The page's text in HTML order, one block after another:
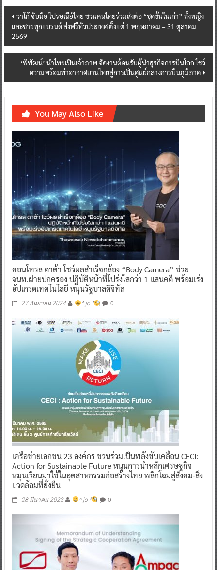
Post
navigation
วาโก้ จับมือ ไปรษณีย์ไทย ชวนคนไทยร่วมส่งต่อ “ชุดชั้นในเก่า” ทั้งหญิง
และชายทุกแบรนด์ ส่งฟรีทั่วประเทศ ตั้งแต่ 1 พฤษภาคม – 31 ตุลาคม
2569
‘พิพัฒน์’ นำไทยเป็นเจ้าภาพ จัดงานต้อนรับผู้นำธุรกิจการบินโลก โชว์
ความพร้อมท่าอากาศยานไทยสู่การเป็นศูนย์กลางการบินภูมิภาค
You May Also Like
คอนโทรล ดาต้า โชว์ผลสำเร็จกล้อง “Body Camera” ช่วย
จนท.ฝ่ายปกครอง ปฏิบัติหน้าที่โปร่งใสกว่า 1 แสนคดี พร้อมเร่ง
อัปเกรดเทคโนโลยี หนุนรัฐบาลดิจิทัล
27 กันยายน 2024 ^ jo ^ 0
เครือข่ายเอกชน 23 องค์กร ชวนร่วมเป็นพลังขับเคลื่อน CECI:
Action for Sustainable Future หนุนการนำหลักเศรษฐกิจ
หมุนเวียนมาใช้ในอุตสาหกรรมก่อสร้างไทย พลิกโฉมสู่สังคม-สิ่ง
แวดล้อมที่ยั่งยืน
28 มีนาคม 2022 ^ jo ^ 0